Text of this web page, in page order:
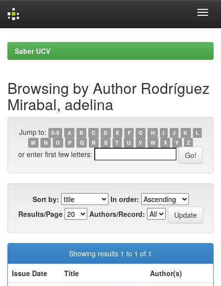
navigationSaber UCV
Browsing by Author Rodríguez
Mirabal, adelina
Jump to: 0-9 A B C D E F G H I J K
L
M
N O P Q R S T U V W X Y Z
or enter first few letters:
Sort by:
In order:
Results/Page
Authors/Record:
Showing results 1 to 1 of 1
Issue Date
Title
Author(s)